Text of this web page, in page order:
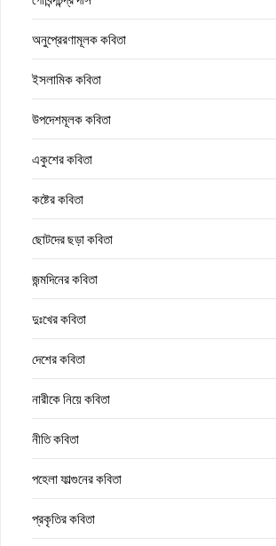
অনুপ্রেরণামূলক কবিতা
ইসলামিক কবিতা
উপদেশমূলক কবিতা
একুশের কবিতা
কষ্টের কবিতা
ছোটদের ছড়া কবিতা
জন্মদিনের কবিতা
দুঃখের কবিতা
দেশের কবিতা
নারীকে নিয়ে কবিতা
নীতি কবিতা
পহেলা ফাল্গুনের কবিতা
প্রকৃতির কবিতা